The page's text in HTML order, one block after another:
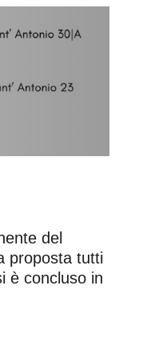
del
proposta tutti
è concluso in